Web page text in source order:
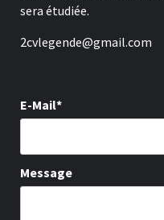
sera étudiée.
2cvlegende@gmail.com
E-Mail*
Message